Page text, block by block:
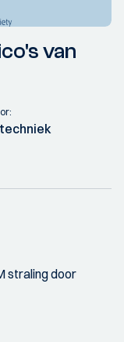
van
straling door